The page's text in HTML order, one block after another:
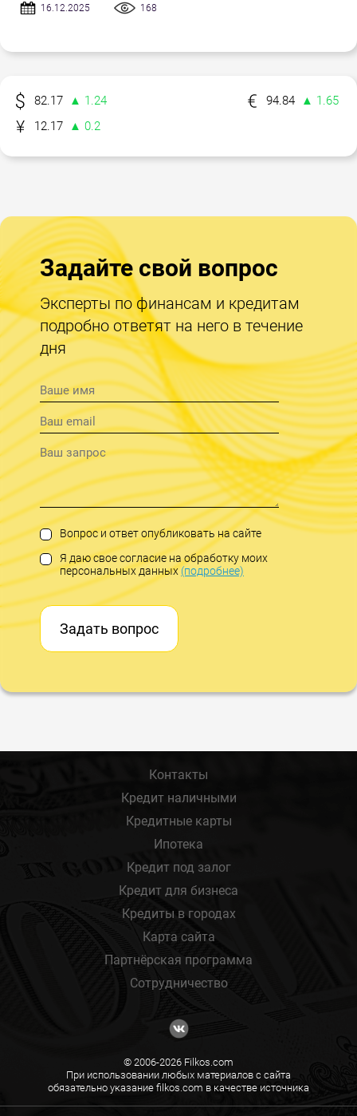
16.12.2025 168
82.17 ▲ 1.24 94.84
▲ 1.65
12.17
▲ 0.2
Задайте свой вопрос
Эксперты по финансам и кредитам
подробно ответят на него в течение
дня
Вопрос и ответ опубликовать на сайте
Я даю свое согласие на обработку моих
персональных данных(подробнее)
Задать вопрос
Контакты
Кредит наличными
Кредитные карты
Ипотека
Кредит под залог
Кредит для бизнеса
Кредиты в городах
Карта сайта
Партнёрская программа
Сотрудничество
© 2006-2026 Filkos.com
При использовании любых материалов с сайта
обязательно указание filkos.com в качестве источника